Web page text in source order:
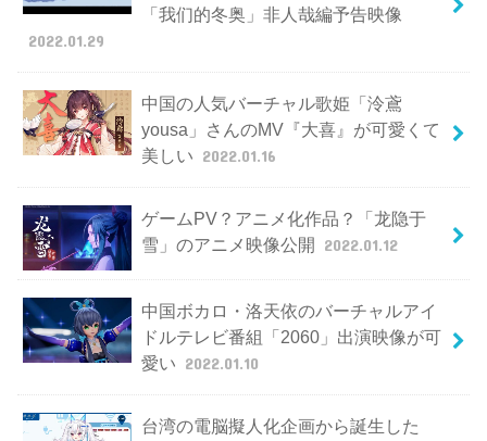
「我们的冬奥」非人哉編予告映像
2022.01.29
中国の人気バーチャル歌姫「泠鳶
yousa」さんのMV『大喜』が可愛くて
美しい 2022.01.16
ゲームPV？アニメ化作品？「龙隐于
雪」のアニメ映像公開 2022.01.12
中国ボカロ・洛天依のバーチャルアイ
ドルテレビ番組「2060」出演映像が可
愛い 2022.01.10
台湾の電脳擬人化企画から誕生した